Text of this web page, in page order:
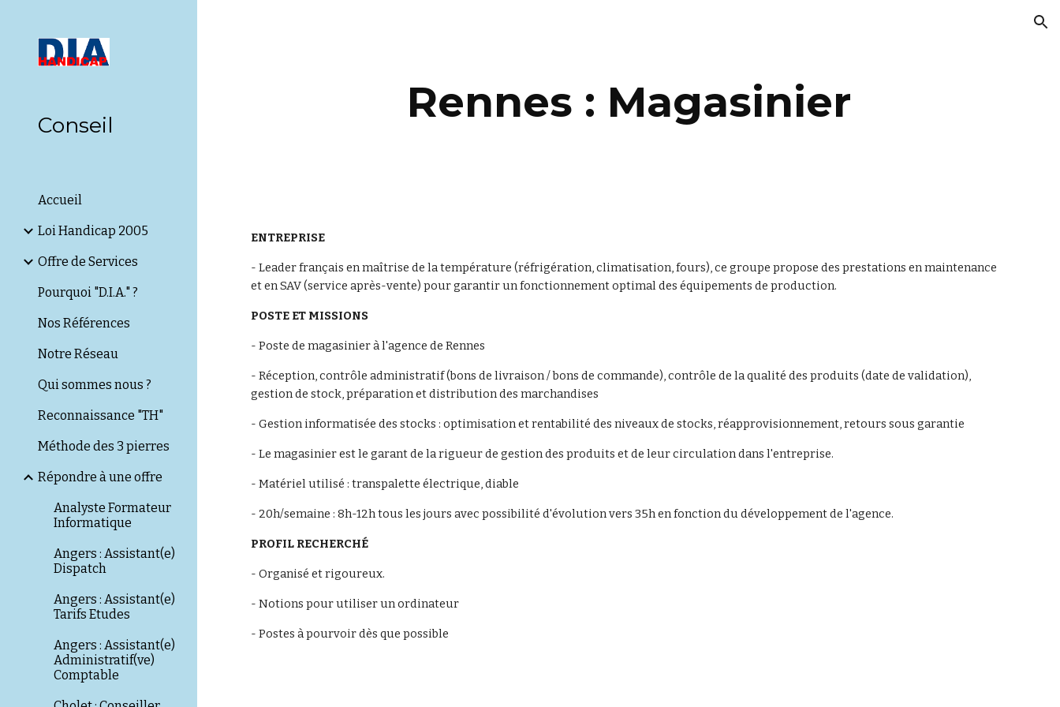
Conseil
Accueil
Loi Handicap 2005
Offre de Services
Pourquoi "D.I.A." ?
Nos Références
Notre Réseau
Qui sommes nous ?
Reconnaissance "TH"
Méthode des 3 pierres
Répondre à une offre
Analyste Formateur
Informatique
Angers : Assistant(e)
Dispatch
Angers : Assistant(e)
Tarifs Etudes
Angers : Assistant(e)
Administratif(ve)
Comptable
Rennes : Magasinier
ENTREPRISE
- Leader français en maîtrise de la température (réfrigération, climatisation, fours), ce groupe propose des prestations en maintenance
et en SAV (service après-vente) pour garantir un fonctionnement optimal des équipements de production.
POSTE ET MISSIONS
- Poste de magasinier à l'agence de Rennes
- Réception, contrôle administratif (bons de livraison / bons de commande), contrôle de la qualité des produits (date de validation),
gestion de stock, préparation et distribution des marchandises
- Gestion informatisée des stocks : optimisation et rentabilité des niveaux de stocks, réapprovisionnement, retours sous garantie
- Le magasinier est le garant de la rigueur de gestion des produits et de leur circulation dans l'entreprise.
- Matériel utilisé : transpalette électrique, diable
- 20h/semaine : 8h-12h tous les jours avec possibilité d'évolution vers 35h en fonction du développement de l'agence.
PROFIL RECHERCHÉ
- Organisé et rigoureux.
- Notions pour utiliser un ordinateur
- Postes à pourvoir dès que possible